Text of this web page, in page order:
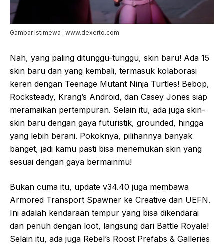
Gambar Istimewa : www.dexerto.com
Nah, yang paling ditunggu-tunggu, skin baru! Ada 15
skin baru dan yang kembali, termasuk kolaborasi
keren dengan Teenage Mutant Ninja Turtles! Bebop,
Rocksteady, Krang’s Android, dan Casey Jones siap
meramaikan pertempuran. Selain itu, ada juga skin-
skin baru dengan gaya futuristik, grounded, hingga
yang lebih berani. Pokoknya, pilihannya banyak
banget, jadi kamu pasti bisa menemukan skin yang
sesuai dengan gaya bermainmu!
Bukan cuma itu, update v34.40 juga membawa
Armored Transport Spawner ke Creative dan UEFN.
Ini adalah kendaraan tempur yang bisa dikendarai
dan penuh dengan loot, langsung dari Battle Royale!
Selain itu, ada juga Rebel’s Roost Prefabs & Galleries